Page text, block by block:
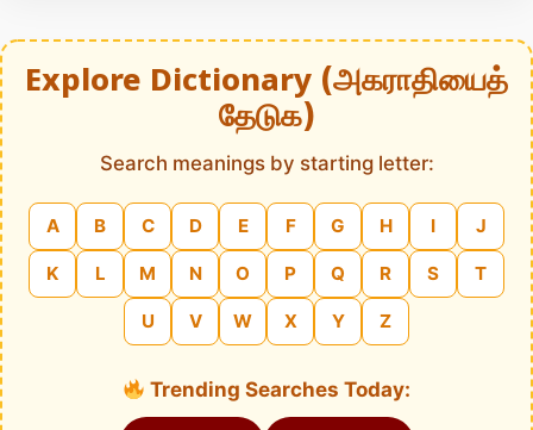
Explore Dictionary (அகராதியைத்
தேடுக)
Search meanings by starting letter:
A B C D E F G H I J
K L M N O P Q R S T
U V W X Y Z
Trending Searches Today: